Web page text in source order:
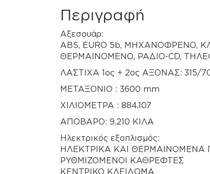
Περιγραφή
Αξεσουάρ:
ABS, EURO 5b, ΜΗΧΑΝΟΦΡΕΝΟ,
ΘΕΡΜΑΙΝΟΜΕΝΟ, ΡΑΔΙΟ-CD,
ΛΑΣΤΙΧΑ 1ος + 2ος ΑΞΟΝΑΣ: 315/
ΜΕΤΑΞΟΝΙΟ : 3600 mm
ΧΙΛΙΟΜΕΤΡΑ : 884.107
ΑΠΟΒΑΡΟ: 9.210 ΚΙΛΑ
Ηλεκτρικός εξοπλισμός:
ΗΛΕΚΤΡΙΚΑ ΚΑΙ ΘΕΡΜΑΙΝΟΜΕΝΑ
ΡΥΘΜΙΖΟΜΕΝΟΙ ΚΑΘΡΕΦΤΕΣ
ΚΕΝΤΡΙΚΟ ΚΛΕΙΔΩΜΑ